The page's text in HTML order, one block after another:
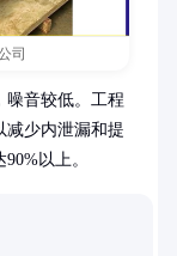
司
噪音较低。工程
减少内泄漏和提
以上。